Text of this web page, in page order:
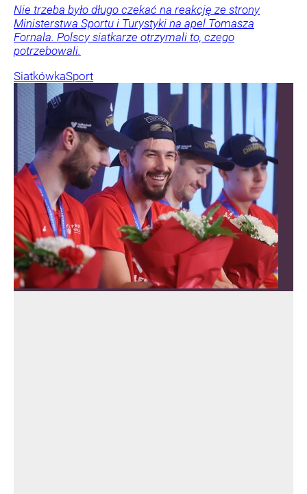
Nie trzeba było długo czekać na reakcję ze strony
Ministerstwa Sportu i Turystyki na apel Tomasza
Fornala. Polscy siatkarze otrzymali to, czego
potrzebowali.
SiatkówkaSport